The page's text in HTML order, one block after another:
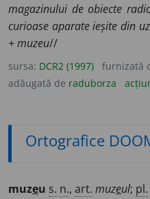
magazinului de obiecte
curioase aparate ieșite din
+ muzeu//
sursa: DCR2 (1997) furnizată
adăugată de raduborza
Ortografice
muzeu s. n., art. muzeul; pl.